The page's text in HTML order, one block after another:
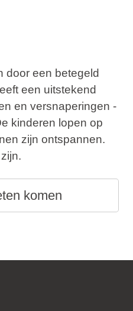
door een betegeld
een uitstekend
en versnaperingen -
kinderen lopen op
zijn ontspannen.
komen